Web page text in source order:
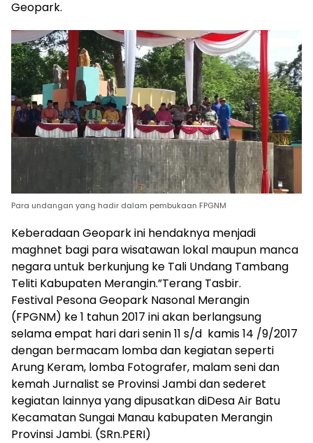
Geopark.
Para undangan yang hadir dalam pembukaan FPGNM
Keberadaan Geopark ini hendaknya menjadi
maghnet bagi para wisatawan lokal maupun manca
negara untuk berkunjung ke Tali Undang Tambang
Teliti Kabupaten Merangin.”Terang Tasbir.
Festival Pesona Geopark Nasonal Merangin
(FPGNM) ke 1 tahun 2017 ini akan berlangsung
selama empat hari dari senin 11 s/d kamis 14 /9/2017
dengan bermacam lomba dan kegiatan seperti
Arung Keram, lomba Fotografer, malam seni dan
kemah Jurnalist se Provinsi Jambi dan sederet
kegiatan lainnya yang dipusatkan diDesa Air Batu
Kecamatan Sungai Manau kabupaten Merangin
Provinsi Jambi. (SRn.PERI)